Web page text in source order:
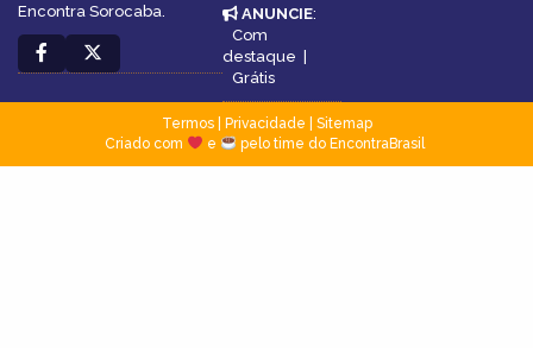
Encontra Sorocaba.
ANUNCIE:
Com
destaque |
Grátis
Termos| Privacidade
Sitemap
Criado com
e pelo time do EncontraBrasil